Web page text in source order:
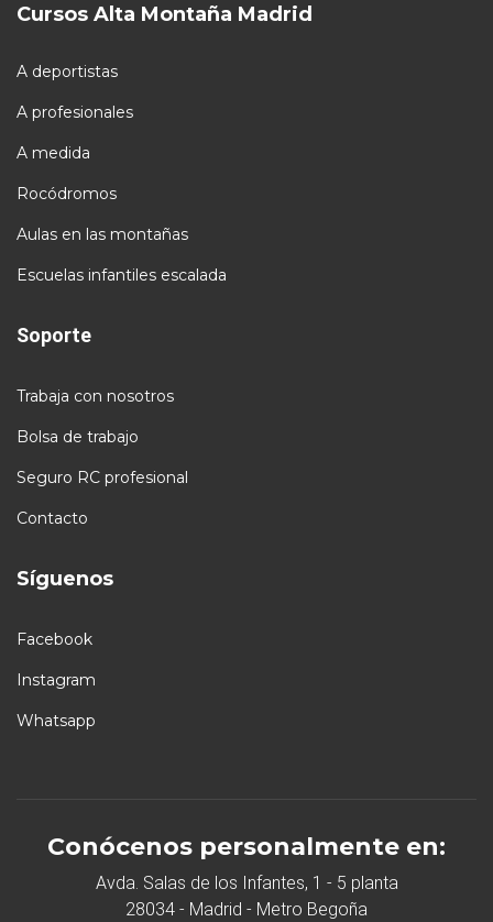
Cursos Alta Montaña Madrid
A deportistas
A profesionales
A medida
Rocódromos
Aulas en las montañas
Escuelas infantiles escalada
Soporte
Trabaja con nosotros
Bolsa de trabajo
Seguro RC profesional
Contacto
Síguenos
Facebook
Instagram
Whatsapp
Conócenos personalmente en:
Avda. Salas de los Infantes, 1 - 5 planta
28034 - Madrid - Metro Begoña